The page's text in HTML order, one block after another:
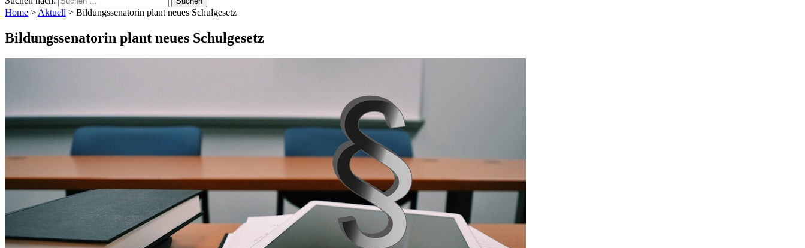
Home >Aktuell > Bildungssenatorin plant neues Schulgesetz
Bildungssenatorin plant neues Schulgesetz